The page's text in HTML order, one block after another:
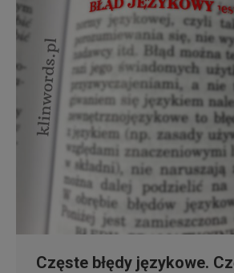
Częste błędy językowe.